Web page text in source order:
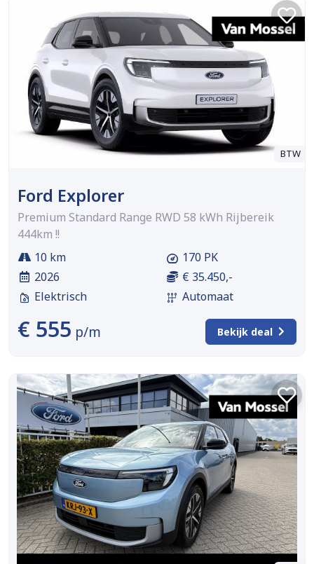
BTW
Ford Explorer
Premium Standard Range RWD 58 kWh Rijbereik
444km !!
10 km
2026
Elektrisch
170 PK
€ 35.450,-
Automaat
€ 555 p/m Bekijk deal